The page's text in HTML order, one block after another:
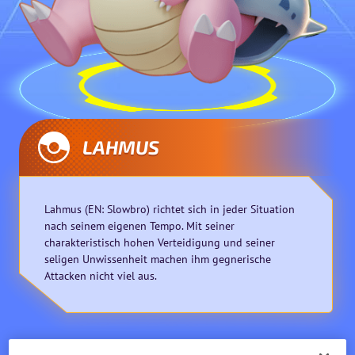
LAHMUS
Lahmus (EN: Slowbro) richtet sich in jeder Situation
nach seinem eigenen Tempo. Mit seiner
charakteristisch hohen Verteidigung und seiner
seligen Unwissenheit machen ihm gegnerische
Attacken nicht viel aus.